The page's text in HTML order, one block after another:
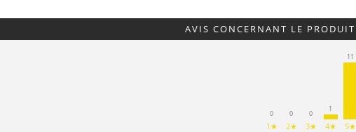
AVIS CONCERNANT LE PRODUIT
0
1★
0
2★
0
3★
1
4★
11
5★